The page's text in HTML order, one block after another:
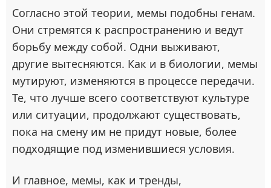
Согласно этой теории, мемы подобны генам.
Они стремятся к распространению и ведут
борьбу между собой. Одни выживают,
другие вытесняются. Как и в биологии, мемы
мутируют, изменяются в процессе передачи.
Те, что лучше всего соответствуют культуре
или ситуации, продолжают существовать,
пока на смену им не придут новые, более
подходящие под изменившиеся условия.
И главное, мемы, как и тренды,